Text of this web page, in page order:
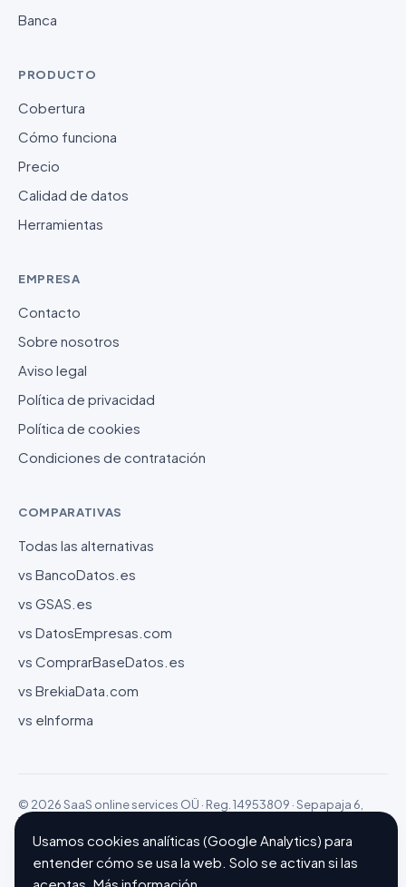
Banca
PRODUCTO
Cobertura
Cómo funciona
Precio
Calidad de datos
Herramientas
EMPRESA
Contacto
Sobre nosotros
Aviso legal
Política de privacidad
Política de cookies
Condiciones de contratación
COMPARATIVAS
Todas las alternativas
vs BancoDatos.es
vs GSAS.es
vs DatosEmpresas.com
vs ComprarBaseDatos.es
vs BrekiaData.com
vs eInforma
© 2026 SaaS online services OÜ · Reg. 14953809 · Sepapaja 6,
15551 Tallinn (Estonia)
Configurar cookiesHecho con ❤ en Barcelona
Usamos cookies analíticas (Google Analytics) para
entender cómo se usa la web. Solo se activan si las